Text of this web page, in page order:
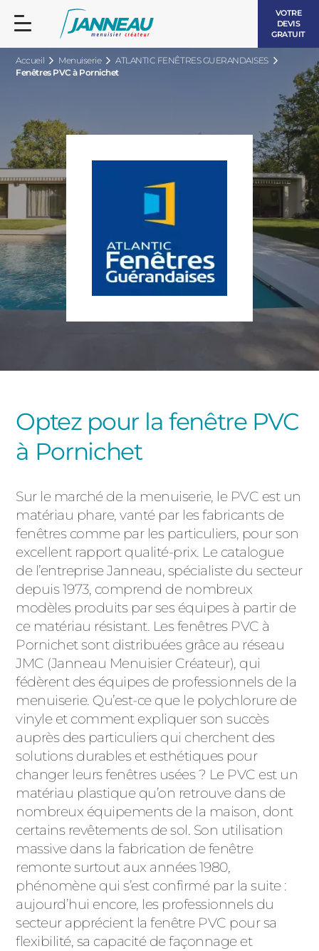
VOTRE
DEVIS
GRATUIT
Accueil Menuiserie
ATLANTIC FENÊTRES GUERANDAISES
Fenêtres PVC à Pornichet
Optez pour la fenêtre PVC
à Pornichet
Sur le marché de la menuiserie, le PVC est un
matériau phare, vanté par les fabricants de
fenêtres comme par les particuliers, pour son
excellent rapport qualité-prix. Le catalogue
de l’entreprise Janneau, spécialiste du secteur
depuis 1973, comprend de nombreux
modèles produits par ses équipes à partir de
ce matériau résistant. Les fenêtres PVC à
Pornichet sont distribuées grâce au réseau
JMC (Janneau Menuisier Créateur), qui
fédèrent des équipes de professionnels de la
menuiserie. Qu’est-ce que le polychlorure de
vinyle et comment expliquer son succès
auprès des particuliers qui cherchent des
solutions durables et esthétiques pour
changer leurs fenêtres usées ? Le PVC est un
matériau plastique qu’on retrouve dans de
nombreux équipements de la maison, dont
certains revêtements de sol. Son utilisation
massive dans la fabrication de fenêtre
remonte surtout aux années 1980,
phénomène qui s’est confirmé par la suite :
aujourd’hui encore, les professionnels du
secteur apprécient la fenêtre PVC pour sa
flexibilité, sa capacité de façonnage et
FENÊTRES ET PORTES-FENÊTRES
BOIS
ALUMINIUM
ACIER
BAIES VITRÉES
PORTES D’ENTRÉELES INTEMPORELLES
LES LUMINEUSES
VOLETS ROULANTS
PERGOLAS
CARPORTS